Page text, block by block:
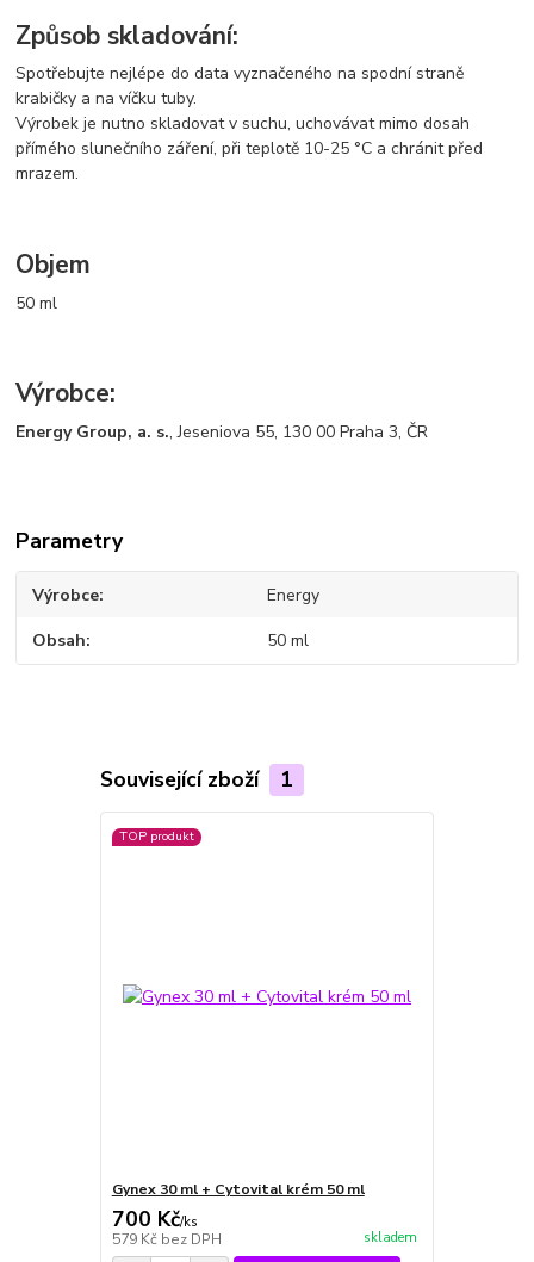
Způsob skladování:
Spotřebujte nejlépe do data vyznačeného na spodní straně
krabičky a na víčku tuby.
Výrobek je nutno skladovat v suchu, uchovávat mimo dosah
přímého slunečního záření, při teplotě 10-25 °C a chránit před
mrazem.
Objem
50 ml
Výrobce:
Energy Group, a. s., Jeseniova 55, 130 00 Praha 3, ČR
Parametry
Výrobce Energy
Obsah 50 ml
Související zboží 1
TOP produkt
Gynex 30 ml + Cytovital krém 50 ml
700 Kč/ks
579 Kč bez DPH skladem